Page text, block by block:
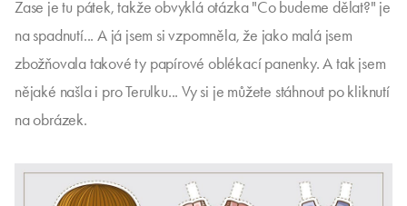
Zase je tu pátek, takže obvyklá otázka "Co budeme dělat?" je
na spadnutí... A já jsem si vzpomněla, že jako malá jsem
zbožňovala takové ty papírové oblékací panenky. A tak jsem
nějaké našla i pro Terulku... Vy si je můžete stáhnout po kliknutí
na obrázek.